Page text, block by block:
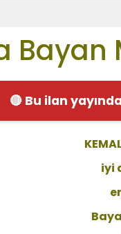
Bayan
🔴 Bu ilan
iyi